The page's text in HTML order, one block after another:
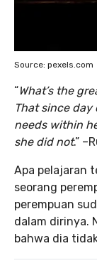
Source: pexels.com
“What’s the
That since day
needs within
she did not.”
Apa pelajaran
seorang
perempuan
dalam dirinya.
bahwa dia